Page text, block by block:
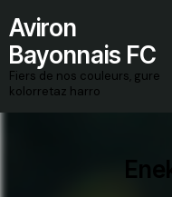
Aviron
Bayonnais FC
Fiers de nos couleurs, gure
kolorretaz harro